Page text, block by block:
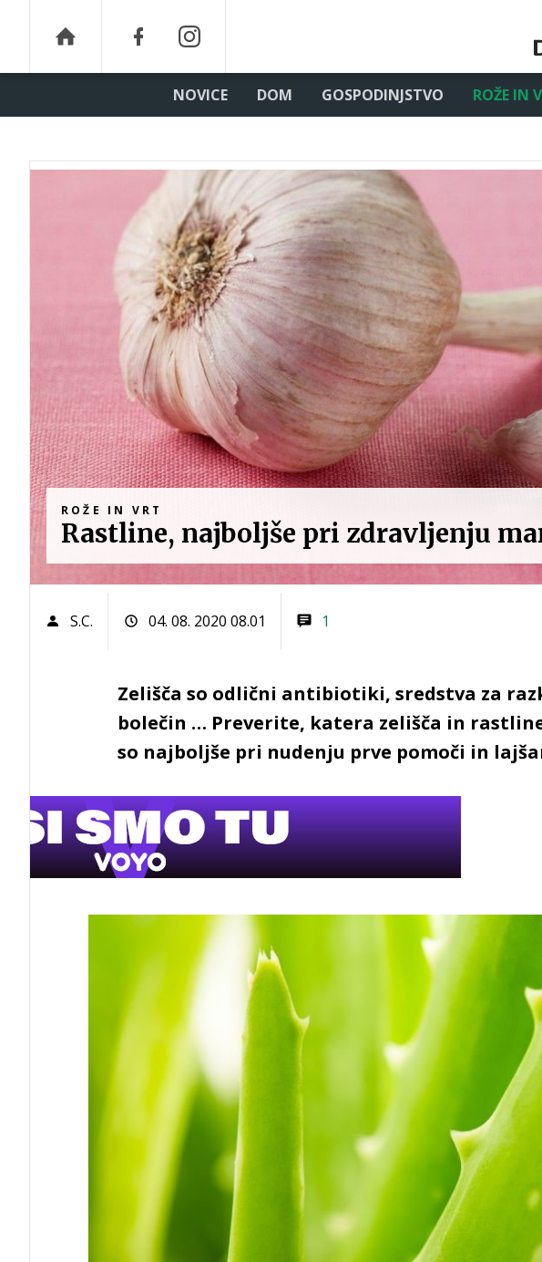
NOVICE DOM GOSPODINJSTVO ROŽE IN
ROŽE IN VRT
Rastline, najboljše pri zdravljenju
S.C. 04. 08. 2020 08.01 1
Zelišča so odlični antibiotiki, sredstva za
bolečin … Preverite, katera zelišča in
so najboljše pri nudenju prve pomoči in